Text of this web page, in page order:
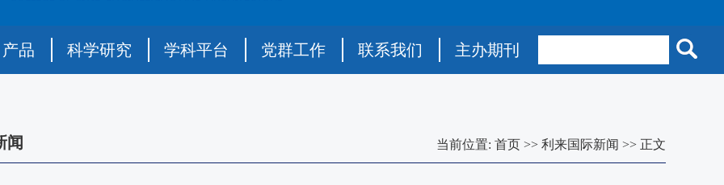
品 科学研究 学科平台 党群工作 联系我们 主办期刊
闻 当前位置: 首页 >> 利来国际新闻 >> 正文